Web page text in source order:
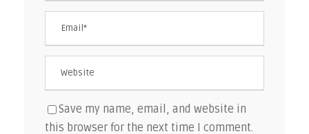
Save my name, email, and website in
this browser for the next time I comment.